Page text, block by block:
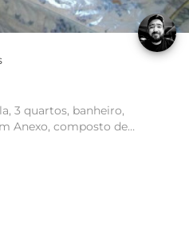
3 quartos, banheiro,
Anexo, composto de